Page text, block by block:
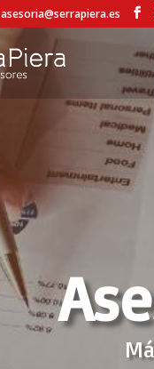
asesoria@serrapiera.es